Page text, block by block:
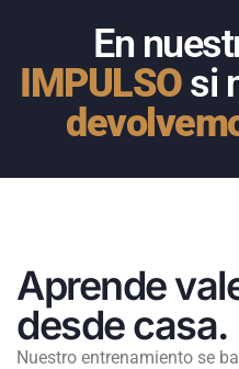
En
IMPULSOsi
Aprende
desde casa.
Nuestro entrenamiento se